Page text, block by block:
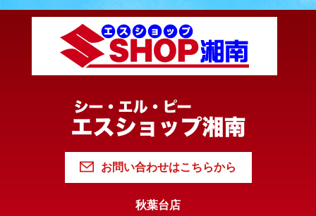
お問い合わせはこちらから
秋葉台店